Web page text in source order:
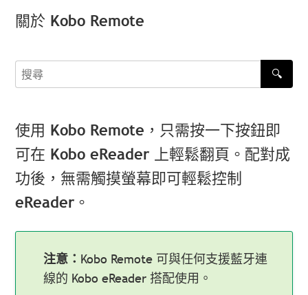
關於 Kobo Remote
搜尋
🔍
使用 Kobo Remote，只需按一下按鈕即
可在 Kobo eReader 上輕鬆翻頁。配對成
功後，無需觸摸螢幕即可輕鬆控制
eReader。
注意： Kobo Remote 可與任何支援藍牙連
線的 Kobo eReader 搭配使用。